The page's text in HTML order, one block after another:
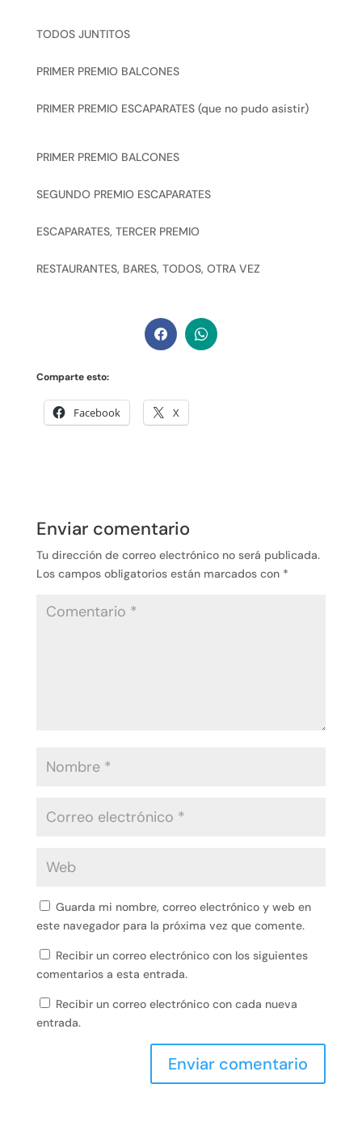
TODOS JUNTITOS
PRIMER PREMIO BALCONES
PRIMER PREMIO ESCAPARATES (que no pudo asistir)
PRIMER PREMIO BALCONES
SEGUNDO PREMIO ESCAPARATES
ESCAPARATES, TERCER PREMIO
RESTAURANTES, BARES, TODOS, OTRA VEZ
Comparte esto:
Facebook X
Enviar comentario
Tu dirección de correo electrónico no será publicada.
Los campos obligatorios están marcados con *
Guarda mi nombre, correo electrónico y web en
este navegador para la próxima vez que comente.
Recibir un correo electrónico con los siguientes
comentarios a esta entrada.
Recibir un correo electrónico con cada nueva
entrada.